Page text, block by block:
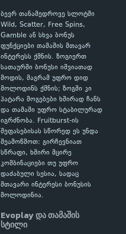
ბევრ თანამედროვე სლოტში
Wild, Scatter, Free Spins,
Gamble ან სხვა ბონუს
ფუნქციები თამაშის მთავარ
ინტერესს ქმნის. ზოგიერთ
სათაურში ბონუსი იშვიათად
მოდის, მაგრამ უფრო დიდ
მოლოდინს ქმნის; ზოგში კი
პატარა მოგებები ხშირად ჩანს
და თამაში უფრო სტაბილურად
იგრძნობა. Fruitburst-ის
შეფასებისას სწორედ ეს უნდა
შეამოწმოთ: გირჩევნიათ
სწრაფი, ხშირი მცირე
კომბინაციები თუ უფრო
დაძაბული სესია, სადაც
მთავარი ინტერესი ბონუსის
მოლოდინია.
Evoplay და თამაშის
სტილი